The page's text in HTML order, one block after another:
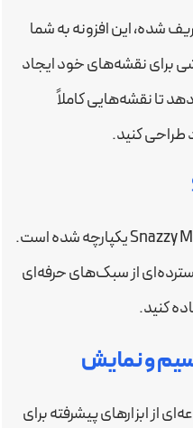
شده، این افزونه به شما
برای نقشه‌های خود ایجاد
تا نقشه‌هایی کاملاً
طراحی کنید.
افزونه نقشه گوگل پیشرفته با Snazzy Maps یکپارچه شده است.
از سبک‌های حرفه‌ای
کنید.
و نمایش
از ابزارهای پیشرفته برای